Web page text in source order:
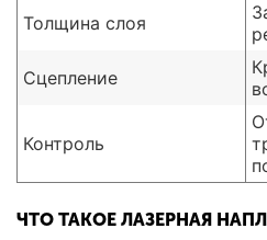
Толщина слоя
Сцепление
Контроль
ЧТО ТАКОЕ ЛАЗЕРНАЯ